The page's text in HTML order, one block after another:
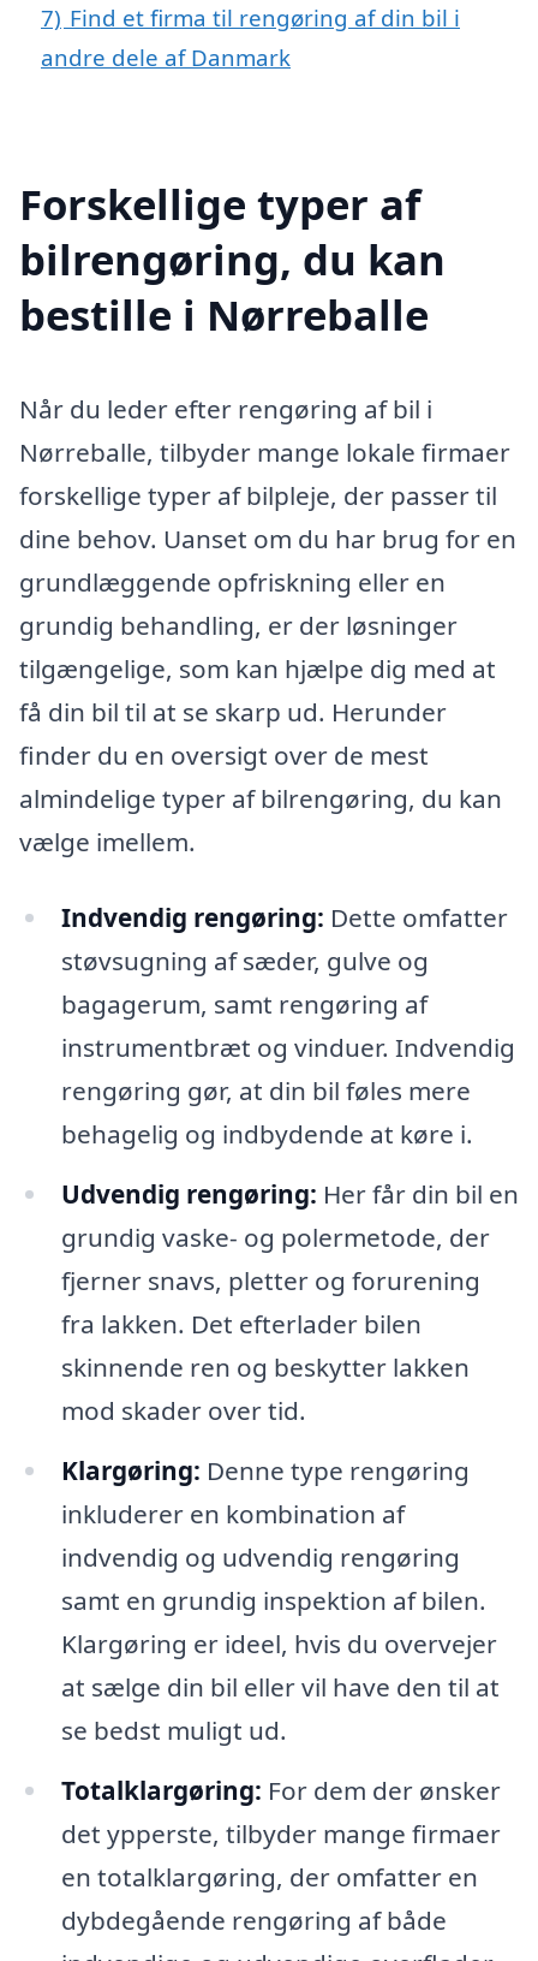
7) Find et firma til rengøring af din bil i
andre dele af Danmark
Forskellige typer af
bilrengøring, du kan
bestille i Nørreballe
Når du leder efter rengøring af bil i
Nørreballe, tilbyder mange lokale firmaer
forskellige typer af bilpleje, der passer til
dine behov. Uanset om du har brug for en
grundlæggende opfriskning eller en
grundig behandling, er der løsninger
tilgængelige, som kan hjælpe dig med at
få din bil til at se skarp ud. Herunder
finder du en oversigt over de mest
almindelige typer af bilrengøring, du kan
vælge imellem.
Indvendig rengøring: Dette omfatter
støvsugning af sæder, gulve og
bagagerum, samt rengøring af
instrumentbræt og vinduer. Indvendig
rengøring gør, at din bil føles mere
behagelig og indbydende at køre i.
Udvendig rengøring: Her får din bil en
grundig vaske- og polermetode, der
fjerner snavs, pletter og forurening
fra lakken. Det efterlader bilen
skinnende ren og beskytter lakken
mod skader over tid.
Klargøring: Denne type rengøring
inkluderer en kombination af
indvendig og udvendig rengøring
samt en grundig inspektion af bilen.
Klargøring er ideel, hvis du overvejer
at sælge din bil eller vil have den til at
se bedst muligt ud.
Totalklargøring: For dem der ønsker
det ypperste, tilbyder mange firmaer
en totalklargøring, der omfatter en
dybdegående rengøring af både